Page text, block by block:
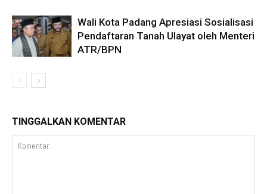
Wali Kota Padang Apresiasi Sosialisasi
Pendaftaran Tanah Ulayat oleh Menteri
ATR/BPN
TINGGALKAN KOMENTAR